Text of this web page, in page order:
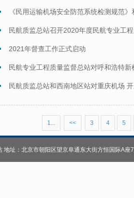
《民用运输机场安全防范系统检测规范
民航质监总站召开2020年度民航专业工
2021年督查工作正式启动
民航专业工程质量监督总站对呼和浩特
民航质监总站和西南地区站对重庆机场
1... << 3 4 5
址：北京市朝阳区望京阜通东大街方恒国际A